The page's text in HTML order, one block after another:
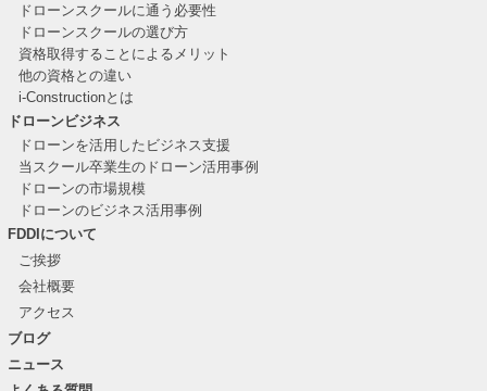
ドローンスクールに通う必要性
ドローンスクールの選び方
資格取得することによるメリット
他の資格との違い
i-Constructionとは
ドローンビジネス
ドローンを活用したビジネス支援
当スクール卒業生のドローン活用事例
ドローンの市場規模
ドローンのビジネス活用事例
FDDIについて
ご挨拶
会社概要
アクセス
ブログ
ニュース